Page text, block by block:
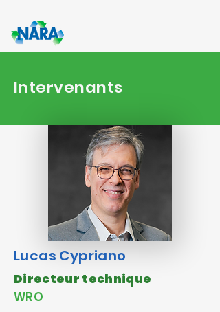
Intervenants
Lucas Cypriano
Directeur technique
WRO